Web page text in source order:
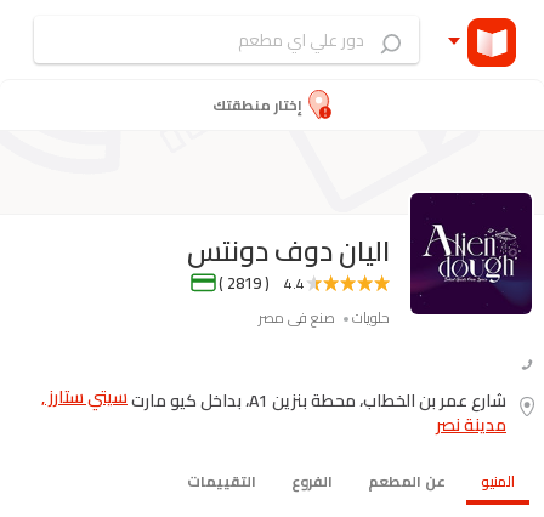
إختار منطقتك
اليان دوف دونتس
4.4
( 2819 )
حلويات صنع فى مصر
شارع عمر بن الخطاب، محطة بنزين A1، بداخل كيو مارت
سيتي ستارز ,
مدينة نصر
المنيو عن المطعم الفروع التقييمات